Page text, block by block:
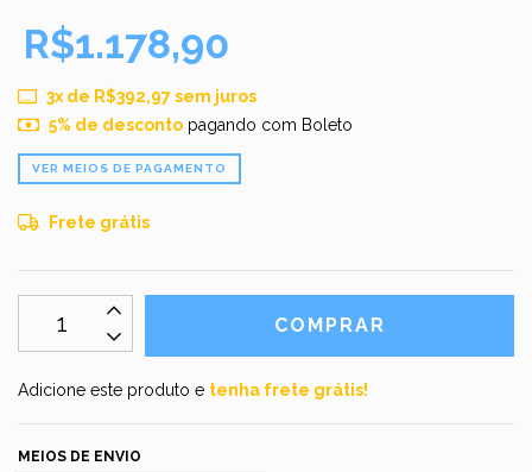
R$1.178,90
3x de R$392,97sem juros
5% de descontopagando com Boleto
VER MEIOS DE PAGAMENTO
Frete grátis
Adicione este produto e tenha frete grátis!
MEIOS DE ENVIO